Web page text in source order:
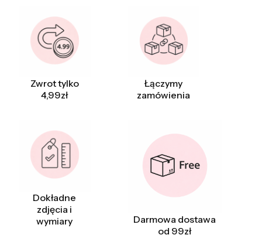
Zwrot tylko
4,99zł
Łączymy
zamówienia
Dokładne
zdjęcia i
wymiary
Darmowa dostawa
od 99zł